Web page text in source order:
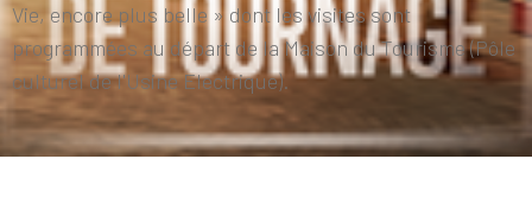
Vie, encore plus belle » dont les visites sont
programmées au départ de la Maison du Tourisme (Pôle
culturel de l'Usine Electrique).